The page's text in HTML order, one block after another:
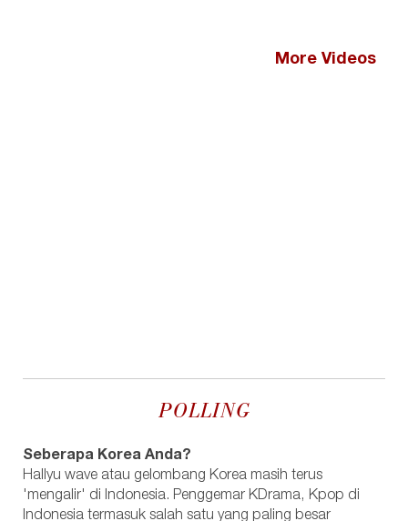
More Videos
POLLING
Seberapa Korea Anda?
Hallyu wave atau gelombang Korea masih terus
'mengalir' di Indonesia. Penggemar KDrama, Kpop di
Indonesia termasuk salah satu yang paling besar